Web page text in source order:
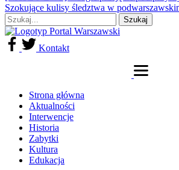
Szokujące kulisy śledztwa w
Kontakt
Strona główna
Aktualności
Interwencje
Historia
Zabytki
Kultura
Edukacja